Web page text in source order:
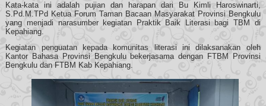
Kata-kata ini adalahpujian dan harapan dari Bu Kimli Haroswinarti,
S.Pd.M.TPd Ketua Forum Taman Bacaan Masyarakat Provinsi Bengkulu
yang menjadi narasumber kegiatan Praktik Baik Literasi bagi TBM di
Kepahiang.
Kegiatan penguatan kepada komunitas literasi ini dilaksanakan oleh
Kantor Bahasa Provinsi Bengkulu bekerjasama dengan FTBM Provinsi
Bengkulu dan FTBM Kab Kepahiang.